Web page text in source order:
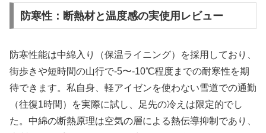
防寒性：断熱材と温度感の実使用レビュー
防寒性能は中綿入り（保温ライニング）を採用しており、
街歩きや短時間の山行で-5〜-10℃程度までの耐寒性を期
待できます。私自身、軽アイゼンを使わない雪道での通勤
（往復1時間）を実際に試し、足先の冷えは限定的でし
た。中綿の断熱原理は空気の層による熱伝導抑制であり、